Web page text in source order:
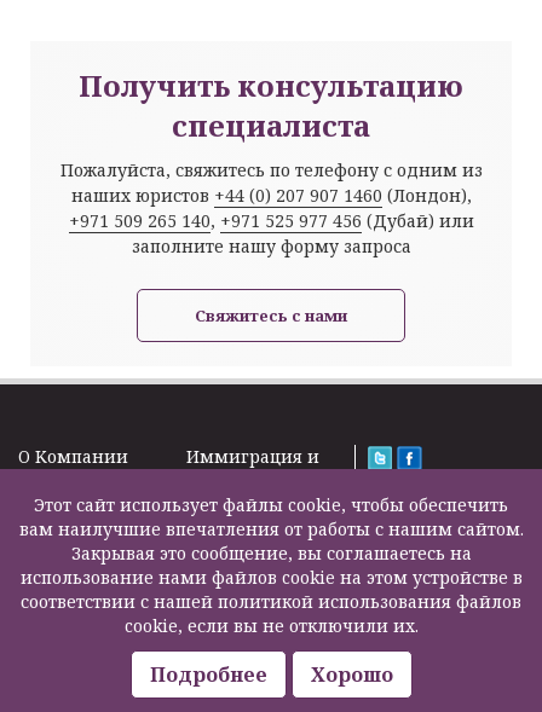
Получить консультацию
специалиста
Пожалуйста, свяжитесь по телефону с одним из
наших юристов +44 (0) 207 907 1460 (Лондон),
+971 509 265 140, +971 525 977 456 (Дубай) или
заполните нашу форму запроса
Свяжитесь с нами
O Kомпании
Подписка на
новости
Задать вопрос
Карта сайта
Контакты
Иммиграция и
Налоги и пенсии
Бизнес услуги
Недвижимость
Образование
Страхование
жизни
Другие услуги
2000 – 2026©
F200500002
Этот сайт использует файлы cookie, чтобы обеспечить
вам наилучшие впечатления от работы с нашим сайтом.
Закрывая это сообщение, вы соглашаетесь на
использование нами файлов cookie на этом устройстве в
соответствии с нашей политикой использования файлов
cookie, если вы не отключили их.
Подробнее Хорошо